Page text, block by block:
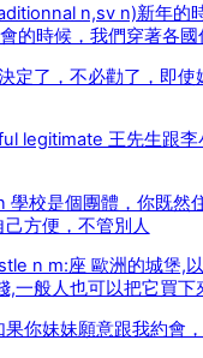
n,sv n)新年的
的時候，我們穿著各
定了，不必勸了，即使
legitimate 王先生跟李
學校是個團體，你既然
方便，不管別人
n m:座 歐洲的城堡,
,一般人也可以把它買下
你妹妹願意跟我約會